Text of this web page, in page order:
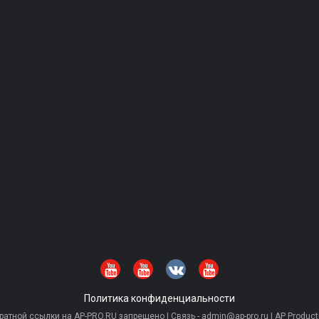
Политика конфиденциальности
ссылки на AP-PRO.RU запрещено | Связь - admin@ap-pro.ru | AP